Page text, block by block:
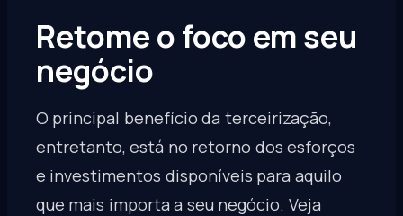
Retome o foco em seu
negócio
O principal benefício da terceirização,
entretanto, está no retorno dos esforços
e investimentos disponíveis para aquilo
que mais importa a seu negócio. Veja